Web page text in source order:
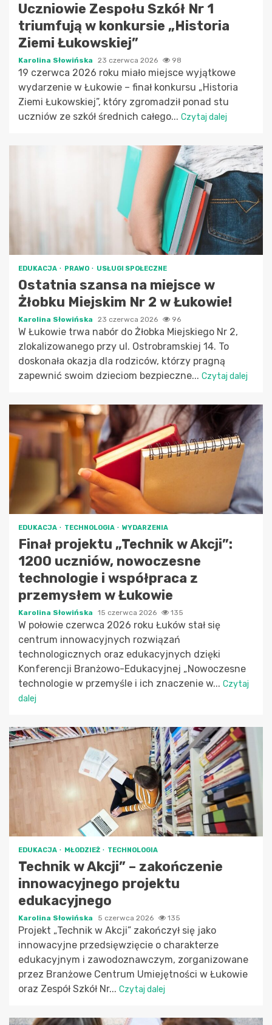
Uczniowie Zespołu Szkół Nr 1
triumfują w konkursie „Historia
Ziemi Łukowskiej”
Karolina Słowińska 23 czerwca 2026 98
19 czerwca 2026 roku miało miejsce wyjątkowe
wydarzenie w Łukowie – finał konkursu „Historia
Ziemi Łukowskiej”, który zgromadził ponad stu
uczniów ze szkół średnich całego... Czytaj dalej
EDUKACJA PRAWO USŁUGI SPOŁECZNE
Ostatnia szansa na miejsce w
Żłobku Miejskim Nr 2 w Łukowie!
Karolina Słowińska 23 czerwca 2026 96
W Łukowie trwa nabór do Żłobka Miejskiego Nr 2,
zlokalizowanego przy ul. Ostrobramskiej 14. To
doskonała okazja dla rodziców, którzy pragną
zapewnić swoim dzieciom bezpieczne... Czytaj dalej
EDUKACJA TECHNOLOGIA WYDARZENIA
Finał projektu „Technik w Akcji”:
1200 uczniów, nowoczesne
technologie i współpraca z
przemysłem w Łukowie
Karolina Słowińska 15 czerwca 2026 135
W połowie czerwca 2026 roku Łuków stał się
centrum innowacyjnych rozwiązań
technologicznych oraz edukacyjnych dzięki
Konferencji Branżowo-Edukacyjnej „Nowoczesne
technologie w przemyśle i ich znaczenie w... Czytaj
dalej
EDUKACJA MŁODZIEŻ TECHNOLOGIA
Technik w Akcji” – zakończenie
innowacyjnego projektu
edukacyjnego
Karolina Słowińska 5 czerwca 2026 135
Projekt „Technik w Akcji” zakończył się jako
innowacyjne przedsięwzięcie o charakterze
edukacyjnym i zawodoznawczym, zorganizowane
przez Branżowe Centrum Umiejętności w Łukowie
oraz Zespół Szkół Nr... Czytaj dalej